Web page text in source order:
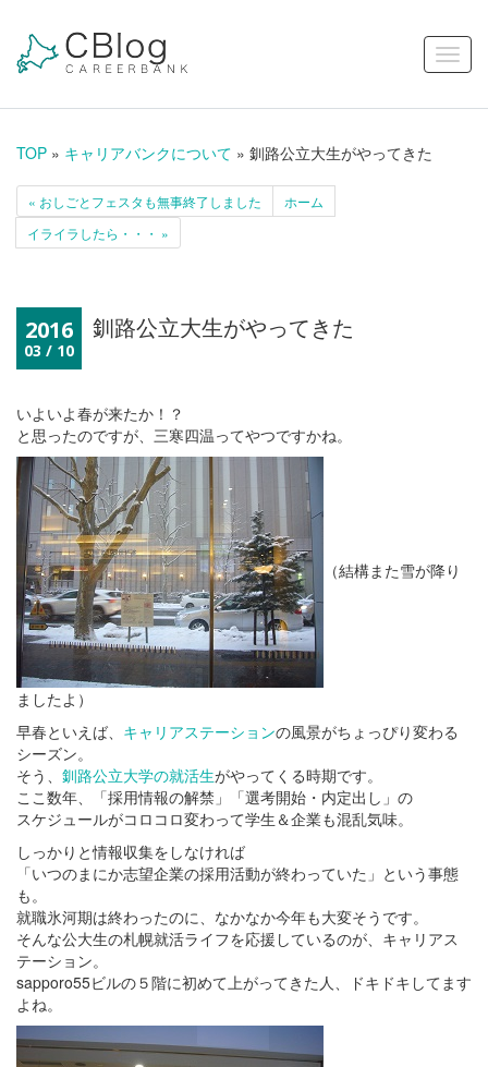
TOP » キャリアバンクについて » 釧路公立大生がやってきた
« おしごとフェスタも無事終了しました
ホーム
イライラしたら・・・ »
2016
03 / 10
釧路公立大生がやってきた
いよいよ春が来たか！？
と思ったのですが、三寒四温ってやつですかね。
（結構また雪が降り
ましたよ）
早春といえば、 キャリアステーションの風景がちょっぴり変わる
シーズン。
そう、 釧路公立大学の就活生がやってくる時期です。
ここ数年、「採用情報の解禁」「選考開始・内定出し」の
スケジュールがコロコロ変わって学生＆企業も混乱気味。
しっかりと情報収集をしなければ
「いつのまにか志望企業の採用活動が終わっていた」という事態
も。
就職氷河期は終わったのに、なかなか今年も大変そうです。
そんな公大生の札幌就活ライフを応援しているのが、キャリアス
テーション。
sapporo55ビルの５階に初めて上がってきた人、ドキドキしてます
よね。